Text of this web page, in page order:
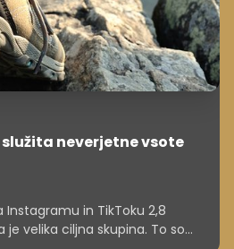
neverjetne vsote
in TikToku 2,8
je velika ciljna skupina. To so